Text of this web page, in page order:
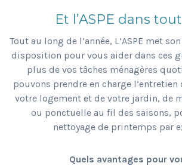
Et l’ASPE dans
Tout au long de l’année, L’ASPE met
disposition pour vous aider dans ces
plus de vos tâches ménagères
pouvons prendre en charge l’entretien
votre logement et de votre jardin, de
ou ponctuelle au fil des saisons,
nettoyage de printemps par
Quels avantages pour